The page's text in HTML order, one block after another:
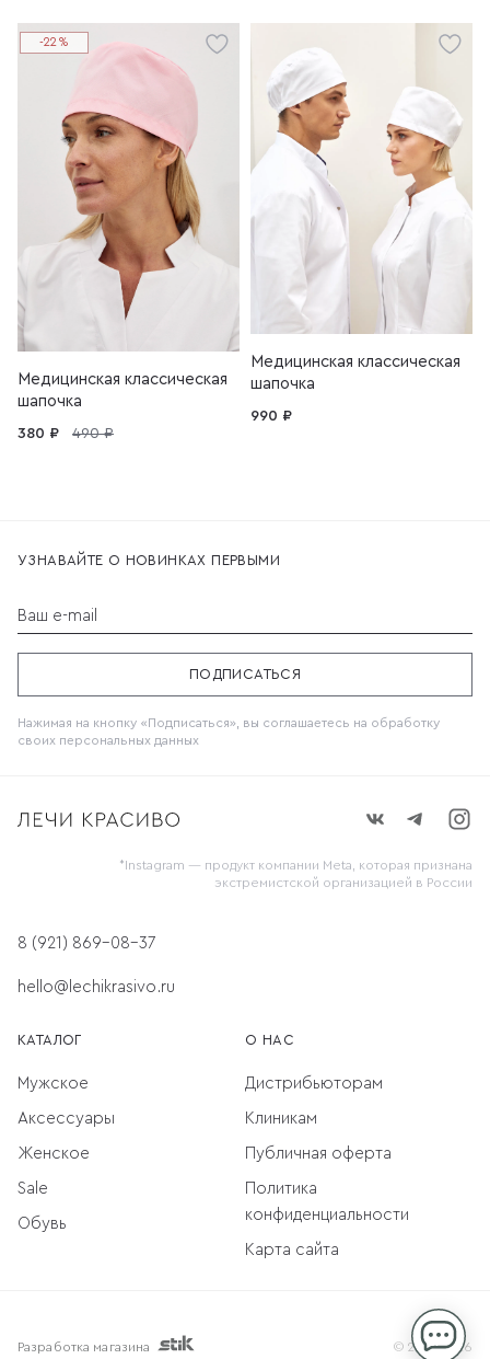
Медицинская классическая
шапочка
-22%
380 ₽ 490 ₽
Медицинская классическая
шапочка
990 ₽
*Instagram — продукт компании Meta, которая признана
экстремистской организацией в России
8 (921) 869-08-37
hello@lechikrasivo.ru
КАТАЛОГ
Мужское
Аксессуары
Женское
Sale
Обувь
О НАС
Дистрибьюторам
Клиникам
Публичная оферта
Политика
конфиденциальности
Карта сайта
УЗНАВАЙТЕ О НОВИНКАХ ПЕРВЫМИ
Ваш e-mail
ПОДПИСАТЬСЯ
Нажимая на кнопку «Подписаться», вы соглашаетесь на обработку
своих персональных данных
Разработка магазина © 2013-2026